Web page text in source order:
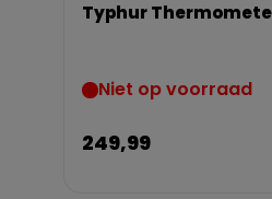
Typhur
Niet op voorraad
249,99